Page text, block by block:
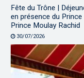
Fête du Trône |
en présence du
Prince Moulay Rachid
30/07/2026